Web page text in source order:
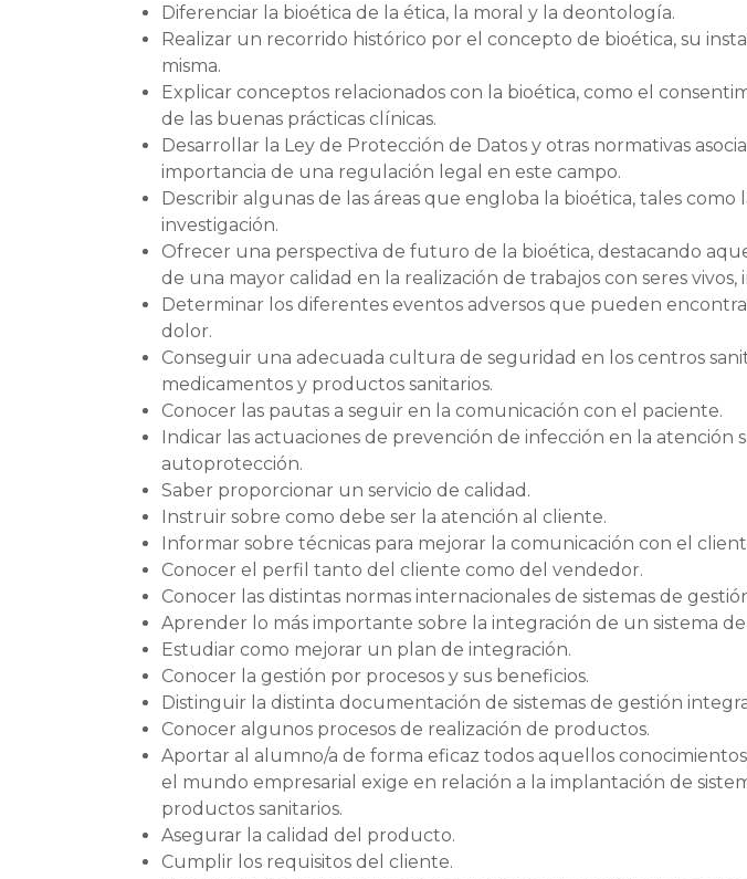
Diferenciar la bioética de la ética, la moral y la deontología.
Realizar un recorrido histórico por el concepto de bioética, su
misma.
Explicar conceptos relacionados con la bioética, como el
de las buenas prácticas clínicas.
Desarrollar la Ley de Protección de Datos y otras normativas
importancia de una regulación legal en este campo.
Describir algunas de las áreas que engloba la bioética, tales como
investigación.
Ofrecer una perspectiva de futuro de la bioética, destacando
de una mayor calidad en la realización de trabajos con seres
Determinar los diferentes eventos adversos que pueden
dolor.
Conseguir una adecuada cultura de seguridad en los centros
medicamentos y productos sanitarios.
Conocer las pautas a seguir en la comunicación con el paciente.
Indicar las actuaciones de prevención de infección en la atención
autoprotección.
Saber proporcionar un servicio de calidad.
Instruir sobre como debe ser la atención al cliente.
Informar sobre técnicas para mejorar la comunicación con el
Conocer el perfil tanto del cliente como del vendedor.
Conocer las distintas normas internacionales de sistemas de
Aprender lo más importante sobre la integración de un sistema
Estudiar como mejorar un plan de integración.
Conocer la gestión por procesos y sus beneficios.
Distinguir la distinta documentación de sistemas de gestión
Conocer algunos procesos de realización de productos.
Aportar al alumno/a de forma eficaz todos aquellos
el mundo empresarial exige en relación a la implantación de
productos sanitarios.
Asegurar la calidad del producto.
Cumplir los requisitos del cliente.